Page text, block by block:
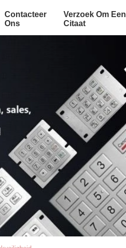
Contacteer
Ons
Verzoek Om Een
Citaat